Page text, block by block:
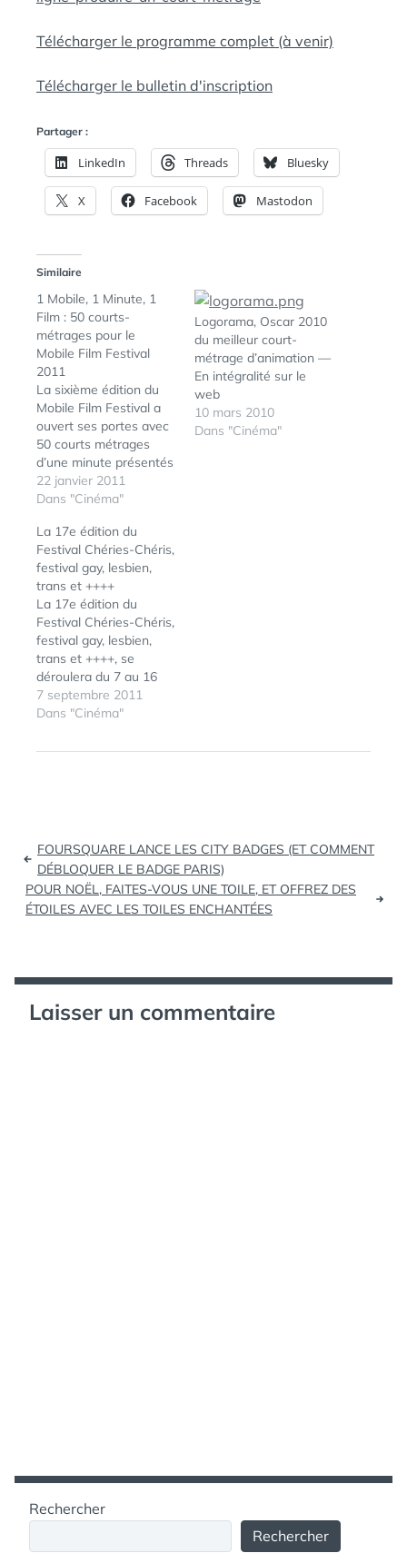
Télécharger le programme complet (à venir)
Télécharger le bulletin d'inscription
Partager :
LinkedIn Threads Bluesky
X Facebook Mastodon
Similaire
1 Mobile, 1 Minute, 1
Film : 50 courts-
métrages pour le
Mobile Film Festival
2011
La sixième édition du
Mobile Film Festival a
ouvert ses portes avec
50 courts métrages
d’une minute présentés
cette année encore, et
accessibles sur le site
sur la page DailyMotion
dédiée et le site mobile.
Mais cette année vous
pouvez également
télécharger l'application
iPhone dédiée pour…
22 janvier 2011
Dans "Cinéma"
Logorama, Oscar 2010
du meilleur court-
métrage d’animation —
En intégralité sur le
web
10 mars 2010
Dans "Cinéma"
La 17e édition du
Festival Chéries-Chéris,
festival gay, lesbien,
trans et ++++
La 17e édition du
Festival Chéries-Chéris,
festival gay, lesbien,
trans et ++++, se
déroulera du 7 au 16
octobre au Forum des
Images à Paris.
sélection de films, 40
lʼhomosexualité et de…
7 septembre 2011
Dans "Cinéma"
ÉTIQUETTES :
CINÉMA,
MÉTRAGE,
Navigation
de
l’article
FOURSQUARE LANCE LES CITY BADGES (ET COMMENT
DÉBLOQUER LE BADGE PARIS)
POUR NOËL, FAITES-VOUS UNE TOILE, ET OFFREZ DES
ÉTOILES AVEC LES TOILES ENCHANTÉES
Laisser un commentaire
Rechercher
Rechercher